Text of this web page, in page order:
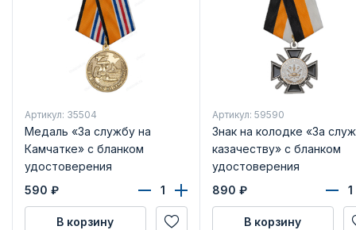
Артикул: 35504
Медаль «За службу на
Камчатке» с бланком
удостоверения
590 ₽
В корзину
Артикул: 59590
Знак на колодке «За
казачеству» с бланком
удостоверения
890 ₽
В корзину